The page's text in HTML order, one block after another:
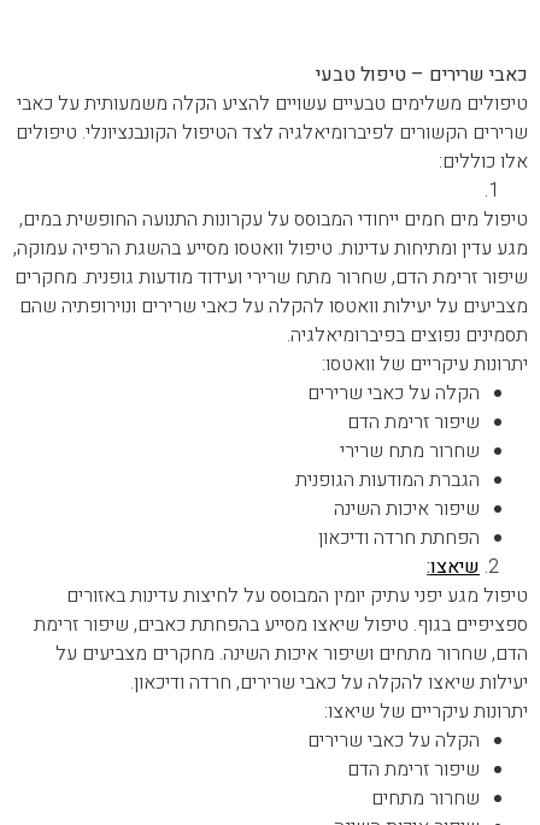
כאבי שרירים – טיפול טבעי
טיפולים משלימים טבעיים עשויים להציע הקלה משמעותית על כאבי
שרירים הקשורים לפיברומיאלגיה לצד הטיפול הקונבנציונלי. טיפולים
אלו כוללים:
טיפול מים חמים ייחודי המבוסס על עקרונות התנועה החופשית במים,
מגע עדין ומתיחות עדינות. טיפול וואטסו מסייע בהשגת הרפיה עמוקה,
שיפור זרימת הדם, שחרור מתח שרירי ועידוד מודעות גופנית. מחקרים
מצביעים על יעילות וואטסו להקלה על כאבי שרירים ונוירופתיה שהם
תסמינים נפוצים בפיברומיאלגיה.
יתרונות עיקריים של וואטסו:
הקלה על כאבי שרירים
שיפור זרימת הדם
שחרור מתח שרירי
הגברת המודעות הגופנית
שיפור איכות השינה
הפחתת חרדה ודיכאון
שיאצו:
טיפול מגע יפני עתיק יומין המבוסס על לחיצות עדינות באזורים
ספציפיים בגוף. טיפול שיאצו מסייע בהפחתת כאבים, שיפור זרימת
הדם, שחרור מתחים ושיפור איכות השינה. מחקרים מצביעים על
יעילות שיאצו להקלה על כאבי שרירים, חרדה ודיכאון.
יתרונות עיקריים של שיאצו:
הקלה על כאבי שרירים
שיפור זרימת הדם
שחרור מתחים